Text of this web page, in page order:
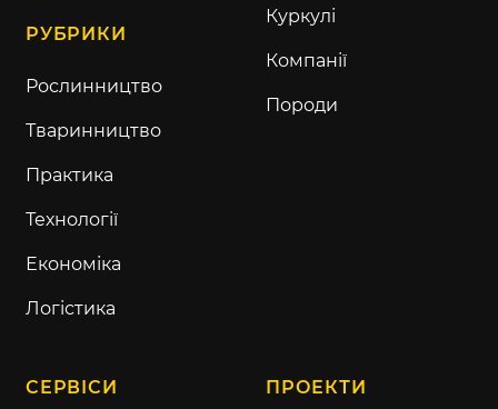
РУБРИКИ
Рослинництво
Тваринництво
Практика
Технології
Економіка
Логістика
Куркулі
Компанії
Породи
СЕРВІСИ ПРОЕКТИ